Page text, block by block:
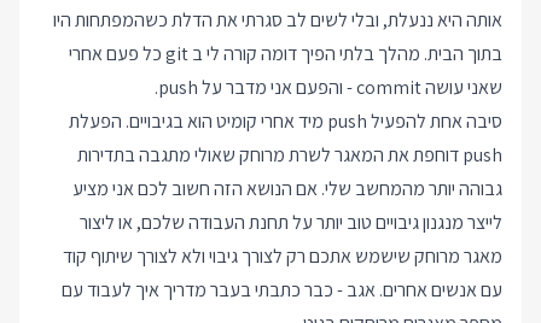
אותה היא ננעלת, ובלי לשים לב סגרתי את הדלת כשהמפתחות היו
בתוך הבית. מהלך בלתי הפיך דומה קורה לי ב git כל פעם אחרי
שאני עושה commit - והפעם אני מדבר על push.
סיבה אחת להפעיל push מיד אחרי קומיט הוא בגיבויים. הפעלת
push דוחפת את המאגר לשרת מרוחק שאולי מתגבה בתדירות
גבוהה יותר מהמחשב שלי. אם הנושא הזה חשוב לכם אני מציע
לייצר מנגנון גיבויים טוב יותר על תחנת העבודה שלכם, או ליצור
מאגר מרוחק שישמש אתכם רק לצורך גיבוי ולא לצורך שיתוף קוד
עם אנשים אחרים. אגב - כבר כתבתי בעבר מדריךאיך לעבוד עם